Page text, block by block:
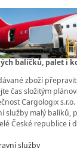
balíčků, palet i
zboží
čas složitým
Cargologix
služby malý balíků,
České republice i
služby